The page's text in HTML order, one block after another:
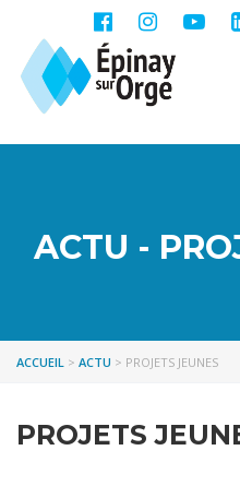
ACTU -
ACCUEIL > ACTU > PROJETS JEUNES
PROJETS